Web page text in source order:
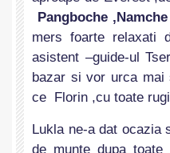
Pangboche
mers foarte relaxati
asistent –guide-ul
bazar si vor urca mai
ce Florin ,cu toate
Lukla ne-a dat ocazia
de munte dupa toate